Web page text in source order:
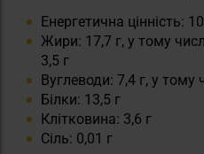
Енергетична цінність:
Жири: 17,7 г, у тому
3,5 г
Вуглеводи: 7,4 г, у тому
Білки: 13,5 г
Клітковина: 3,6 г
Сіль: 0,01 г